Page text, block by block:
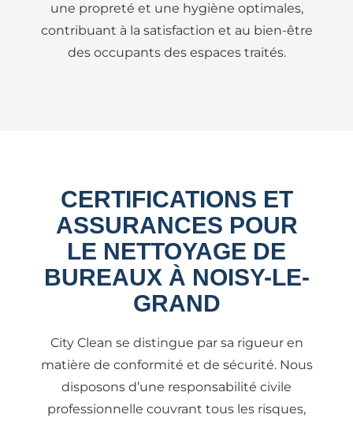
une propreté et une hygiène optimales,
contribuant à la satisfaction et au bien-être
des occupants des espaces traités.
CERTIFICATIONS ET
ASSURANCES POUR
LE NETTOYAGE DE
BUREAUX À NOISY-LE-
GRAND
City Clean se distingue par sa rigueur en
matière de conformité et de sécurité. Nous
disposons d’une responsabilité civile
professionnelle couvrant tous les risques,